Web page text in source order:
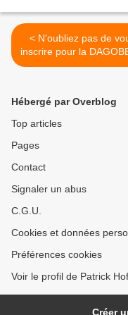
< N'oubliez pas de vous
inscrire pour la
...
Hébergé par Overblog
Top articles
Pages
Contact
Signaler un abus
C.G.U.
Cookies et données
Préférences cookies
Voir le profil de Patrick
Créer